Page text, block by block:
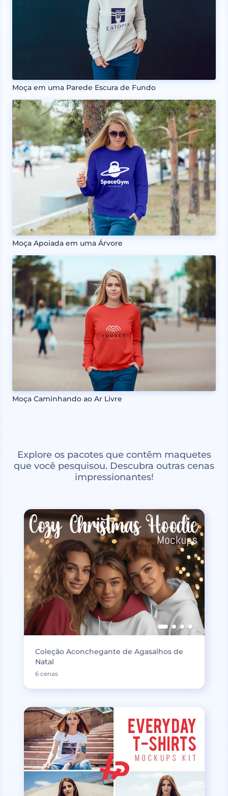
Moça em uma Parede Escura de Fundo
Moça Apoiada em uma Árvore
Moça Caminhando ao Ar Livre
Explore os pacotes que contêm maquetes
que você pesquisou. Descubra outras cenas
impressionantes!
Coleção Aconchegante de Agasalhos de
Natal
6 cenas